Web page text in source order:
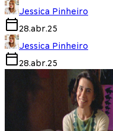
Jessica Pinheiro
28.abr.25
Jessica Pinheiro
28.abr.25